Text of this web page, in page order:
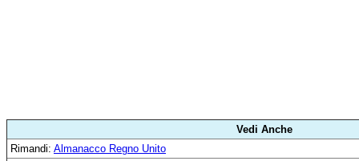
Vedi Anche
Rimandi: Almanacco Regno Unito